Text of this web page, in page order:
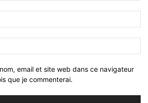
email et site web dans ce navigateur
que je commenterai.